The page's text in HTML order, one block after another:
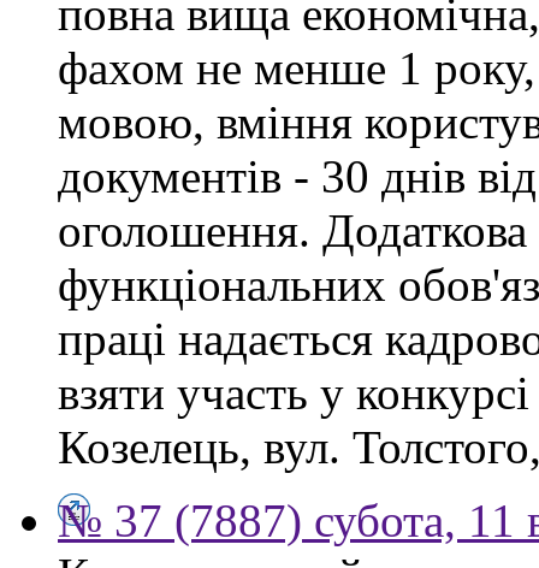
повна вища
фахом не менше 1
мовою, вміння
документів - 30 днів
оголошення.
функціональних
праці надається
взяти участь у
Козелець, вул.
№ 37 (7887) субота, 11